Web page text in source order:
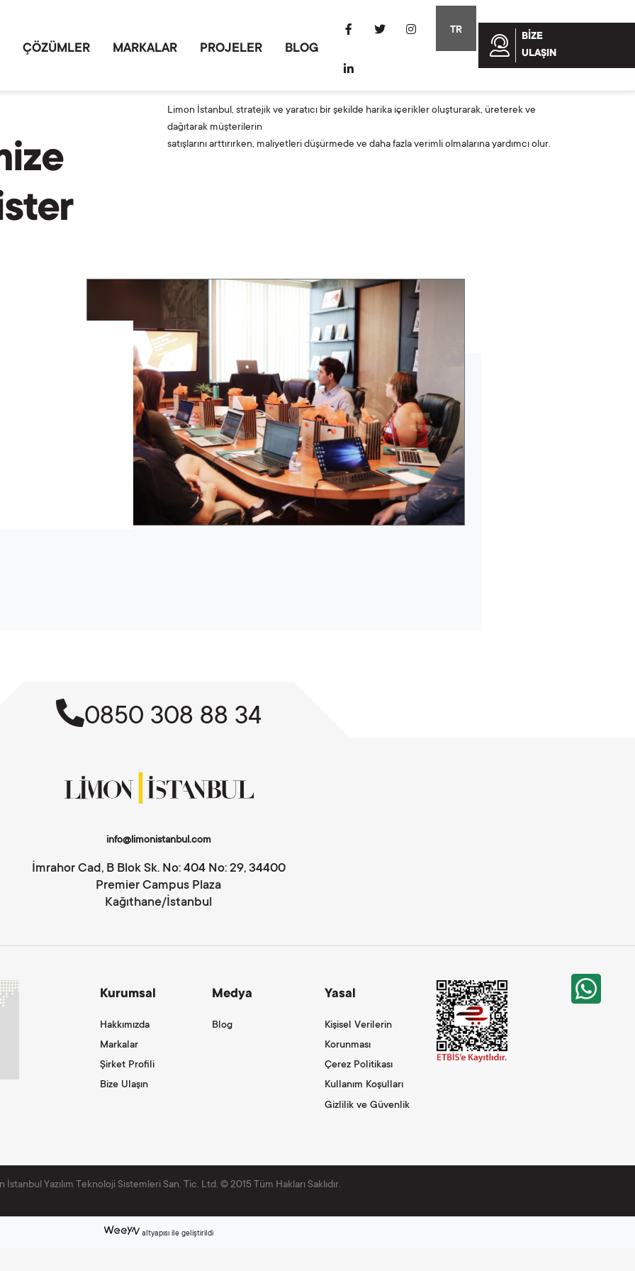
ÇÖZÜMLER MARKALAR PROJELER BLOG
TR
BIZE
ULAŞIN
Limon İstanbul, stratejik ve yaratıcı bir şekilde harika içerikler oluşturarak, üreterek ve
dağıtarak müşterilerin
satışlarını arttırırken, maliyetleri düşürmede ve daha fazla verimli olmalarına yardımcı olur.
0850 308 88 34
info@limonistanbul.com
İmrahor Cad, B Blok Sk. No: 404 No: 29, 34400
Premier Campus Plaza
Kağıthane/İstanbul
Kurumsal
Hakkımızda
Markalar
Şirket Profili
Bize Ulaşın
Medya
Blog
Yasal
Kişisel Verilerin
Korunması
Çerez Politikası
Kullanım Koşulları
Gizlilik ve Güvenlik
İstanbul Yazılım Teknoloji Sistemleri San. Tic. Ltd. © 2015 Tüm Hakları Saklıdır.
altyapısı ile geliştirildi